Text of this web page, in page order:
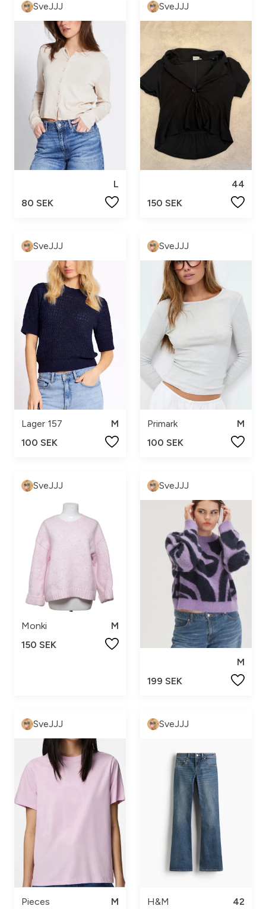
SveJJJ
L
80 SEK
SveJJJ
44
150 SEK
SveJJJ
Lager 157
M
100 SEK
SveJJJ
Primark
M
100 SEK
SveJJJ
Monki
M
150 SEK
SveJJJ
M
199 SEK
SveJJJ
Pieces M
SveJJJ
H&M 42